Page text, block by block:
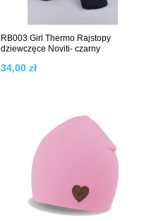
RB003 Girl Thermo Rajstopy
dziewczęce Noviti- czarny
34,00 zł